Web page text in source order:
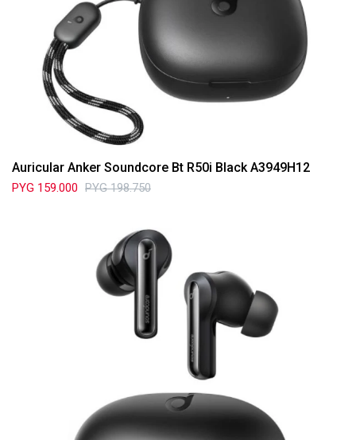
Auricular Anker Soundcore Bt R50i Black A3949H12
PYG 159.000 PYG 198.750